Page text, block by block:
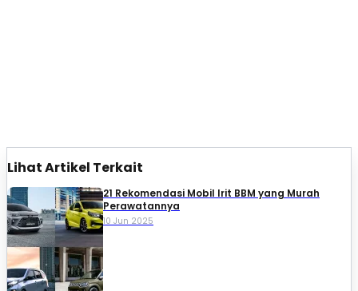
Lihat Artikel Terkait
21 Rekomendasi Mobil Irit BBM yang Murah
Perawatannya
10 Jun 2025